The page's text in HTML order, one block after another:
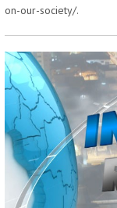
on-our-society/.